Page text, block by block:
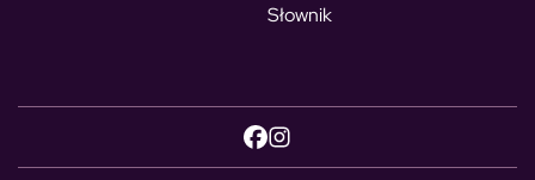
Słownik